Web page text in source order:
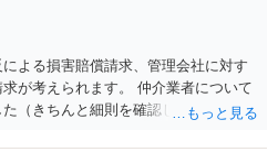
よる損害賠償請求、管理会社に対す
が考えられます。 仲介業者について
（きちんと細則を確認しなかった管
で、管理会社からは、ご相談者様に